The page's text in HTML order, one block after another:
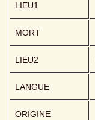
LIEU1
MORT
LIEU2
LANGUE
ORIGINE